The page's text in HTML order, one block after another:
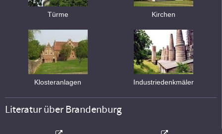
Türme Kirchen
Klosteranlagen Industriedenkmäler
Literatur über Brandenburg